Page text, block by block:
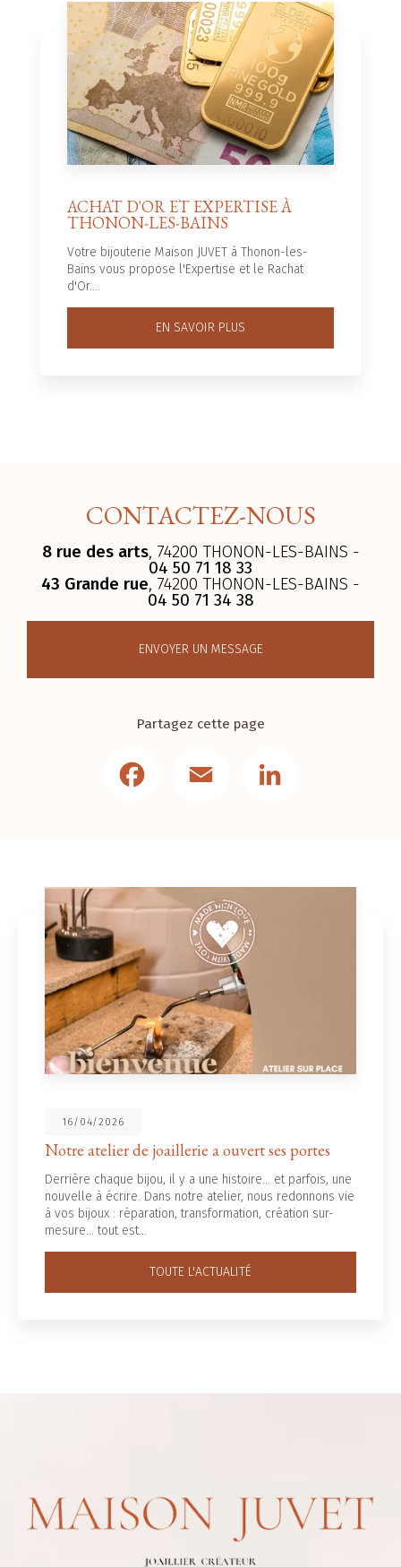
ACHAT D'OR ET EXPERTISE À
THONON-LES-BAINS
Votre bijouterie Maison JUVET à Thonon-les-
Bains vous propose l'Expertise et le Rachat
d'Or....
EN SAVOIR PLUS
CONTACTEZ-NOUS
8 rue des arts, 74200 THONON-LES-BAINS -
04 50 71 18 33
43 Grande rue, 74200 THONON-LES-BAINS -
04 50 71 34 38
ENVOYER UN MESSAGE
Partagez cette page
16/04/2026
Notre atelier de joaillerie a ouvert ses portes
Derrière chaque bijou, il y a une histoire... et parfois, une
nouvelle à écrire. Dans notre atelier, nous redonnons vie
à vos bijoux : réparation, transformation, création sur-
mesure… tout est…
TOUTE L'ACTUALITÉ